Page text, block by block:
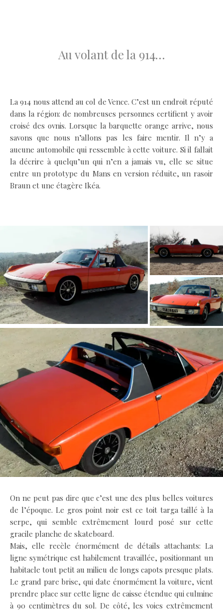
Au volant de la 914…
La 914 nous attend au col de Vence. C’est un endroit réputé
dans la région: de nombreuses personnes certifient y avoir
croisé des ovnis. Lorsque la barquette orange arrive, nous
savons que nous n’allons pas les faire mentir. Il n’y a
aucune automobile qui ressemble à cette voiture. Si il fallait
la décrire à quelqu’un qui n’en a jamais vu, elle se situe
entre un prototype du Mans en version réduite, un rasoir
Braun et une étagère Ikéa.
On ne peut pas dire que c’est une des plus belles voitures
de l’époque. Le gros point noir est ce toit targa taillé à la
serpe, qui semble extrêmement lourd posé sur cette
gracile planche de skateboard.
Mais, elle recèle énormément de détails attachants: La
ligne symétrique est habilement travaillée, positionnant un
habitacle tout petit au milieu de longs capots presque plats.
Le grand pare brise, qui date énormément la voiture, vient
prendre place sur cette ligne de caisse étendue qui culmine
à 90 centimètres du sol. De côté, les voies extrêmement